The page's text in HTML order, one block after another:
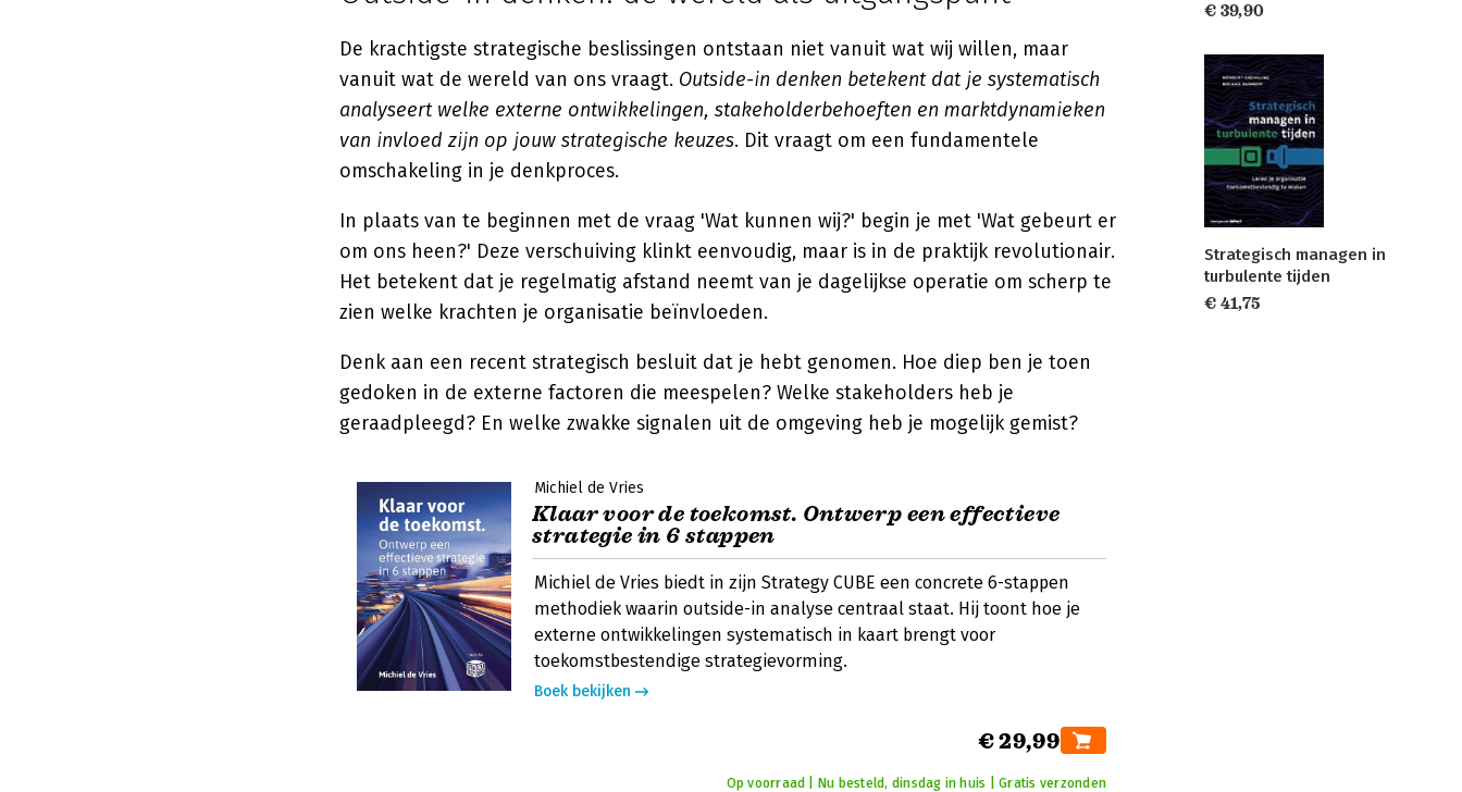
De krachtigste strategische beslissingen ontstaan niet vanuit wat wij willen, maar
vanuit wat de wereld van ons vraagt. Outside-in denken betekent dat je systematisch
analyseert welke externe ontwikkelingen, stakeholderbehoeften en marktdynamieken
van invloed zijn op jouw strategische keuzes. Dit vraagt om een fundamentele
omschakeling in je denkproces.
In plaats van te beginnen met de vraag 'Wat kunnen wij?' begin je met 'Wat gebeurt er
om ons heen?' Deze verschuiving klinkt eenvoudig, maar is in de praktijk revolutionair.
Het betekent dat je regelmatig afstand neemt van je dagelijkse operatie om scherp te
zien welke krachten je organisatie beïnvloeden.
Denk aan een recent strategisch besluit dat je hebt genomen. Hoe diep ben je toen
gedoken in de externe factoren die meespelen? Welke stakeholders heb je
geraadpleegd? En welke zwakke signalen uit de omgeving heb je mogelijk gemist?
Michiel de Vries
Klaar voor de toekomst. Ontwerp een effectieve
strategie in 6 stappen
Michiel de Vries biedt in zijn Strategy CUBE een concrete 6-stappen
methodiek waarin outside-in analyse centraal staat. Hij toont hoe je
externe ontwikkelingen systematisch in kaart brengt voor
toekomstbestendige strategievorming.
Boek bekijken
€ 29,99
Op voorraad | Nu besteld, dinsdag in huis | Gratis verzonden
€ 39,90
Strategisch managen in
turbulente tijden
€ 41,75